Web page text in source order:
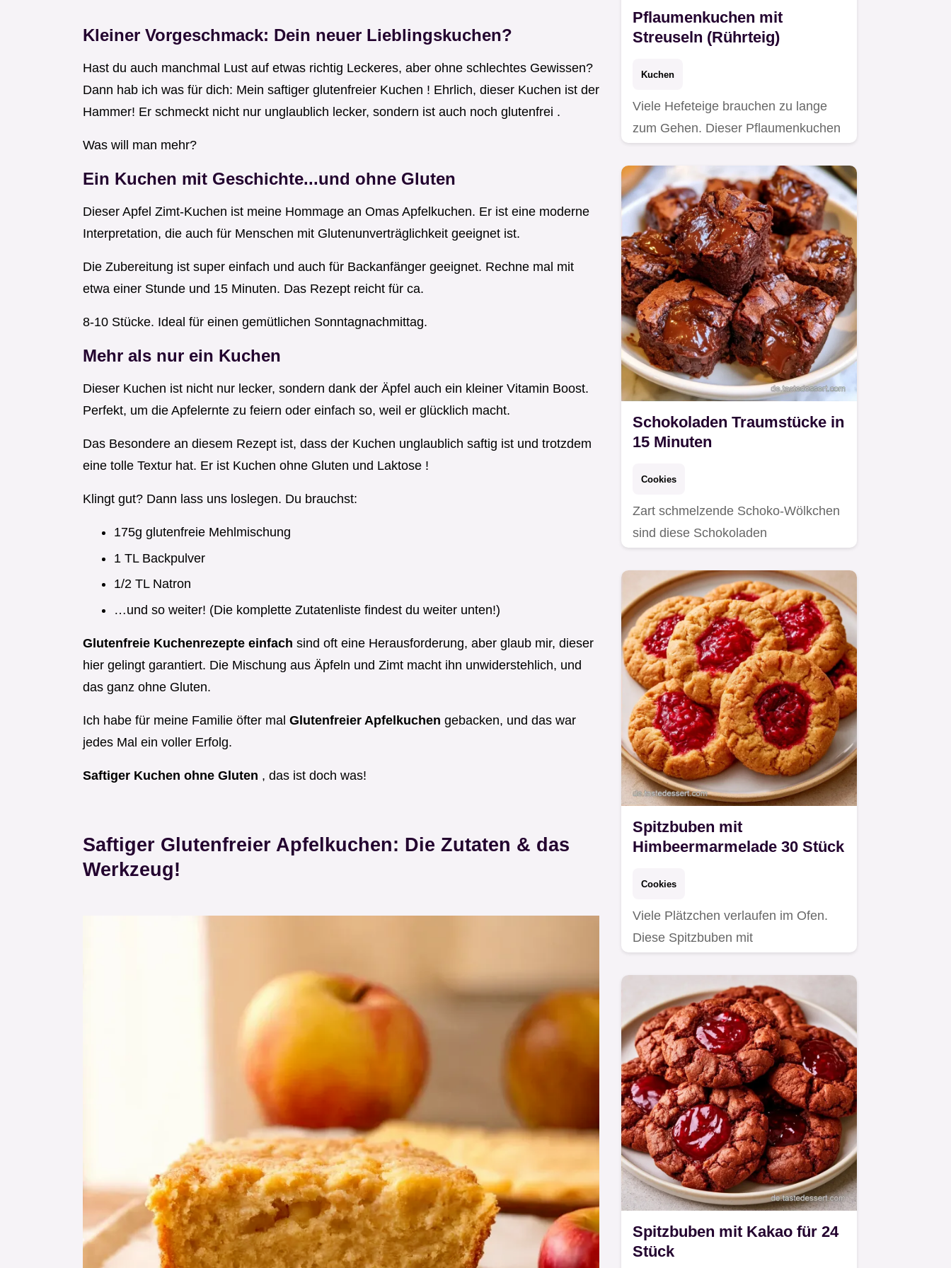
Kleiner Vorgeschmack: Dein neuer Lieblingskuchen?
Hast du auch manchmal Lust auf etwas richtig Leckeres, aber ohne schlechtes Gewissen?
Dann hab ich was für dich: Mein saftiger glutenfreier Kuchen ! Ehrlich, dieser Kuchen ist der
Hammer! Er schmeckt nicht nur unglaublich lecker, sondern ist auch noch glutenfrei .
Was will man mehr?
Ein Kuchen mit Geschichte...und ohne Gluten
Dieser Apfel Zimt-Kuchen ist meine Hommage an Omas Apfelkuchen. Er ist eine moderne
Interpretation, die auch für Menschen mit Glutenunverträglichkeit geeignet ist.
Die Zubereitung ist super einfach und auch für Backanfänger geeignet. Rechne mal mit
etwa einer Stunde und 15 Minuten. Das Rezept reicht für ca.
8-10 Stücke. Ideal für einen gemütlichen Sonntagnachmittag.
Mehr als nur ein Kuchen
Dieser Kuchen ist nicht nur lecker, sondern dank der Äpfel auch ein kleiner Vitamin Boost.
Perfekt, um die Apfelernte zu feiern oder einfach so, weil er glücklich macht.
Das Besondere an diesem Rezept ist, dass der Kuchen unglaublich saftig ist und trotzdem
eine tolle Textur hat. Er ist Kuchen ohne Gluten und Laktose !
Klingt gut? Dann lass uns loslegen. Du brauchst:
175g glutenfreie Mehlmischung
1 TL Backpulver
1/2 TL Natron
…und so weiter! (Die komplette Zutatenliste findest du weiter unten!)
Glutenfreie Kuchenrezepte einfach sind oft eine Herausforderung, aber glaub mir, dieser
hier gelingt garantiert. Die Mischung aus Äpfeln und Zimt macht ihn unwiderstehlich, und
das ganz ohne Gluten.
Ich habe für meine Familie öfter mal Glutenfreier Apfelkuchen gebacken, und das war
jedes Mal ein voller Erfolg.
Saftiger Kuchen ohne Gluten , das ist doch was!
Saftiger Glutenfreier Apfelkuchen: Die Zutaten & das
Werkzeug!
Pflaumenkuchen mit
Streuseln (Rührteig)
Kuchen
Viele Hefeteige brauchen zu lange
zum Gehen. Dieser Pflaumenkuchen
Schokoladen Traumstücke in
15 Minuten
Cookies
Zart schmelzende Schoko-Wölkchen
sind diese Schokoladen
Spitzbuben mit
Himbeermarmelade 30 Stück
Cookies
Viele Plätzchen verlaufen im Ofen.
Diese Spitzbuben mit
Spitzbuben mit Kakao für 24
Stück